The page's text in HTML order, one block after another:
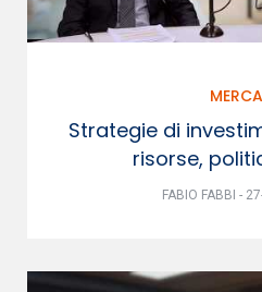
Strategie di
risorse,
FABIO FABBI -